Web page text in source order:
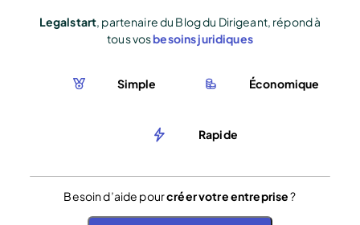
Legalstart, partenaire du Blog du Dirigeant, répond à
tous vosbesoins juridiques
Simple Économique
Rapide
Besoin d’aide pourcréer votre entreprise?